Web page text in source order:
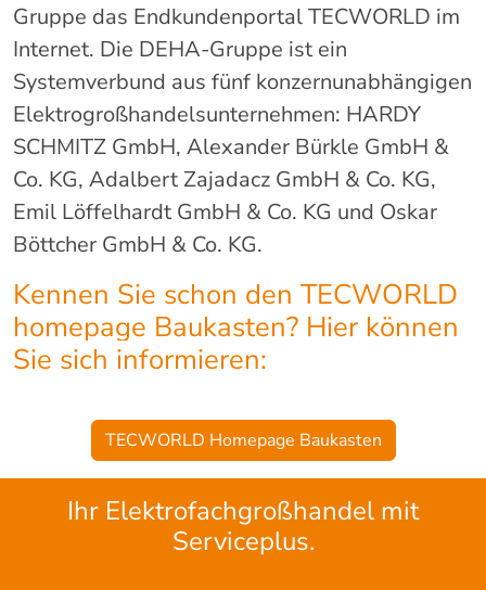
Gruppe das Endkundenportal TECWORLD im
Internet. Die DEHA-Gruppe ist ein
Systemverbund aus fünf konzernunabhängigen
Elektrogroßhandelsunternehmen: HARDY
SCHMITZ GmbH, Alexander Bürkle GmbH &
Co. KG, Adalbert Zajadacz GmbH & Co. KG,
Emil Löffelhardt GmbH & Co. KG und Oskar
Böttcher GmbH & Co. KG.
Kennen Sie schon den TECWORLD
homepage Baukasten? Hier können
Sie sich informieren:
TECWORLD Homepage Baukasten
Ihr Elektrofachgroßhandel mit
Serviceplus.